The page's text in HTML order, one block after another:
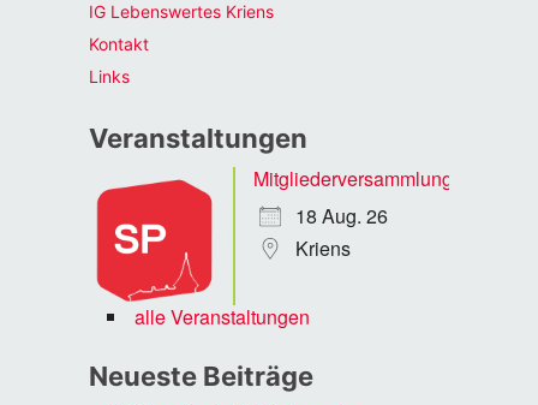
IG Lebenswertes Kriens
Kontakt
Links
Veranstaltungen
Mitgliederversammlung
18 Aug. 26
Kriens
alle Veranstaltungen
Neueste Beiträge